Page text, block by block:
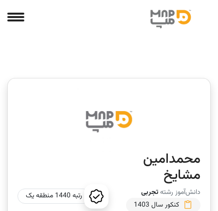
محمدامین
مشایخ
دانش‌آموز رشتهتجربی
کنکور سال 1403
رتبه 1440 منطقه یک